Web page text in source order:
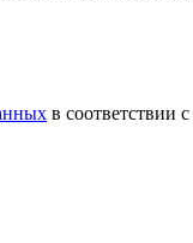
в соответствии с